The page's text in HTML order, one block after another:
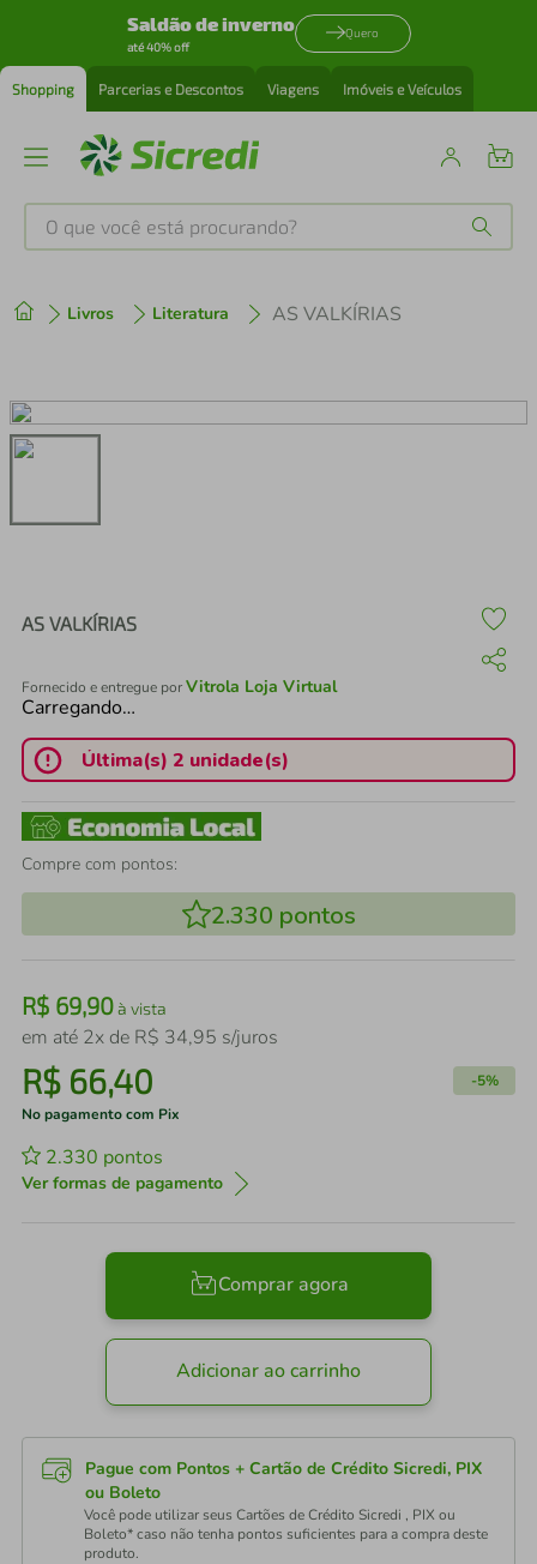
Saldão de inverno
até 40% off
Quero
Shopping Parcerias e Descontos Viagens Imóveis e Veículos
O que você está procurando?
Livros Literatura AS VALKÍRIAS
AS VALKÍRIAS
Fornecido e entregue porVitrola Loja Virtual
Carregando…
Última(s) 2 unidade(s)
Compre com pontos:
2.330 pontos
R$ 69,90à vista
em até 2x de R$ 34,95 s/juros
R$ 66,40 -5%
No pagamento com Pix
2.330 pontos
Ver formas de pagamento
Comprar agora
Adicionar ao carrinho
Pague com Pontos + Cartão de Crédito Sicredi, PIX
ou Boleto
Você pode utilizar seus Cartões de Crédito Sicredi , PIX ou
Boleto* caso não tenha pontos suficientes para a compra deste
produto.
2º cafeteira